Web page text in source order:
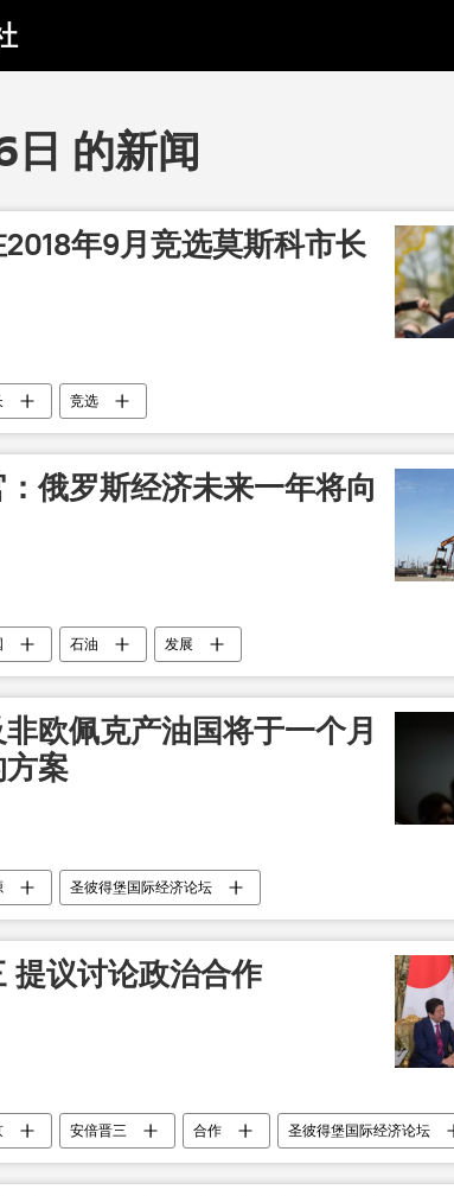
的新闻
年9月竞选莫斯科市长
竞选
俄罗斯经济未来一年将向
石油 发展
欧佩克产油国将于一个月
案
圣彼得堡国际经济论坛
提议讨论政治合作
安倍晋三 合作 圣彼得堡国际经济论坛